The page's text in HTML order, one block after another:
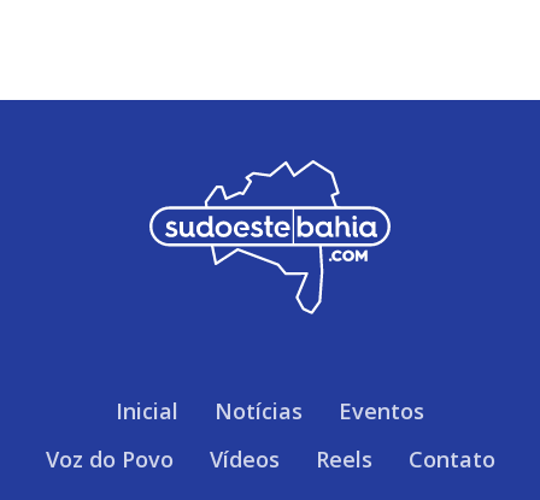
Inicial Notícias
Eventos
Voz do Povo
Vídeos Reels Contato